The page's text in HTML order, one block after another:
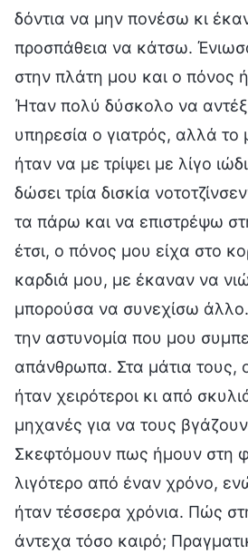
δόντια να μην πονέσω κι
προσπάθεια να κάτσω.
στην πλάτη μου και ο πόνος
Ήταν πολύ δύσκολο να
υπηρεσία ο γιατρός, αλλά
ήταν να με τρίψει με λίγο
δώσει τρία δισκία
τα πάρω και να επιστρέψω
έτσι, ο πόνος μου είχα στο
καρδιά μου, με έκαναν να
μπορούσα να συνεχίσω
την αστυνομία που μου
απάνθρωπα. Στα μάτια τους,
ήταν χειρότεροι κι από
μηχανές για να τους
Σκεφτόμουν πως ήμουν στη
λιγότερο από έναν χρόνο,
ήταν τέσσερα χρόνια. Πώς
άντεχα τόσο καιρό;